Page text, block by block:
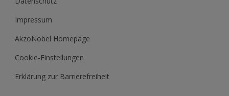
Impressum
AkzoNobel Homepage
Cookie-Einstellungen
Erklärung zur Barrierefreiheit